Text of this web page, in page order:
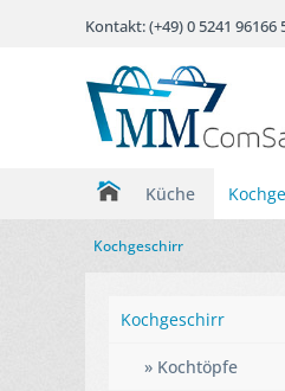
Kontakt: (+49) 0 5241
Küche
Kochgeschirr
Kochgeschirr
» Kochtöpfe